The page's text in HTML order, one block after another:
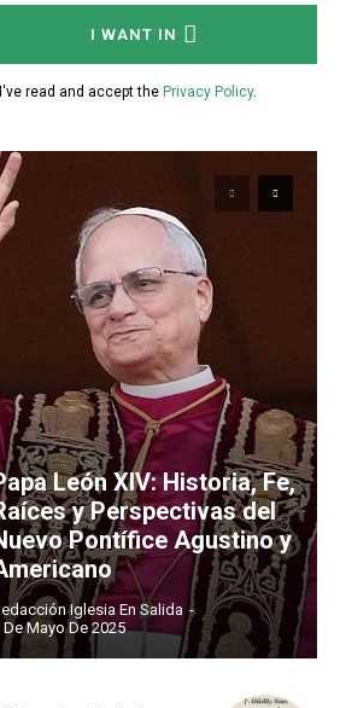
I WANT IN
I've read and accept the Privacy Policy.
León XIV: Historia, Fe,
y Perspectivas del
Pontífice Agustino y
Iglesia En Salida -
De Mayo De 2025